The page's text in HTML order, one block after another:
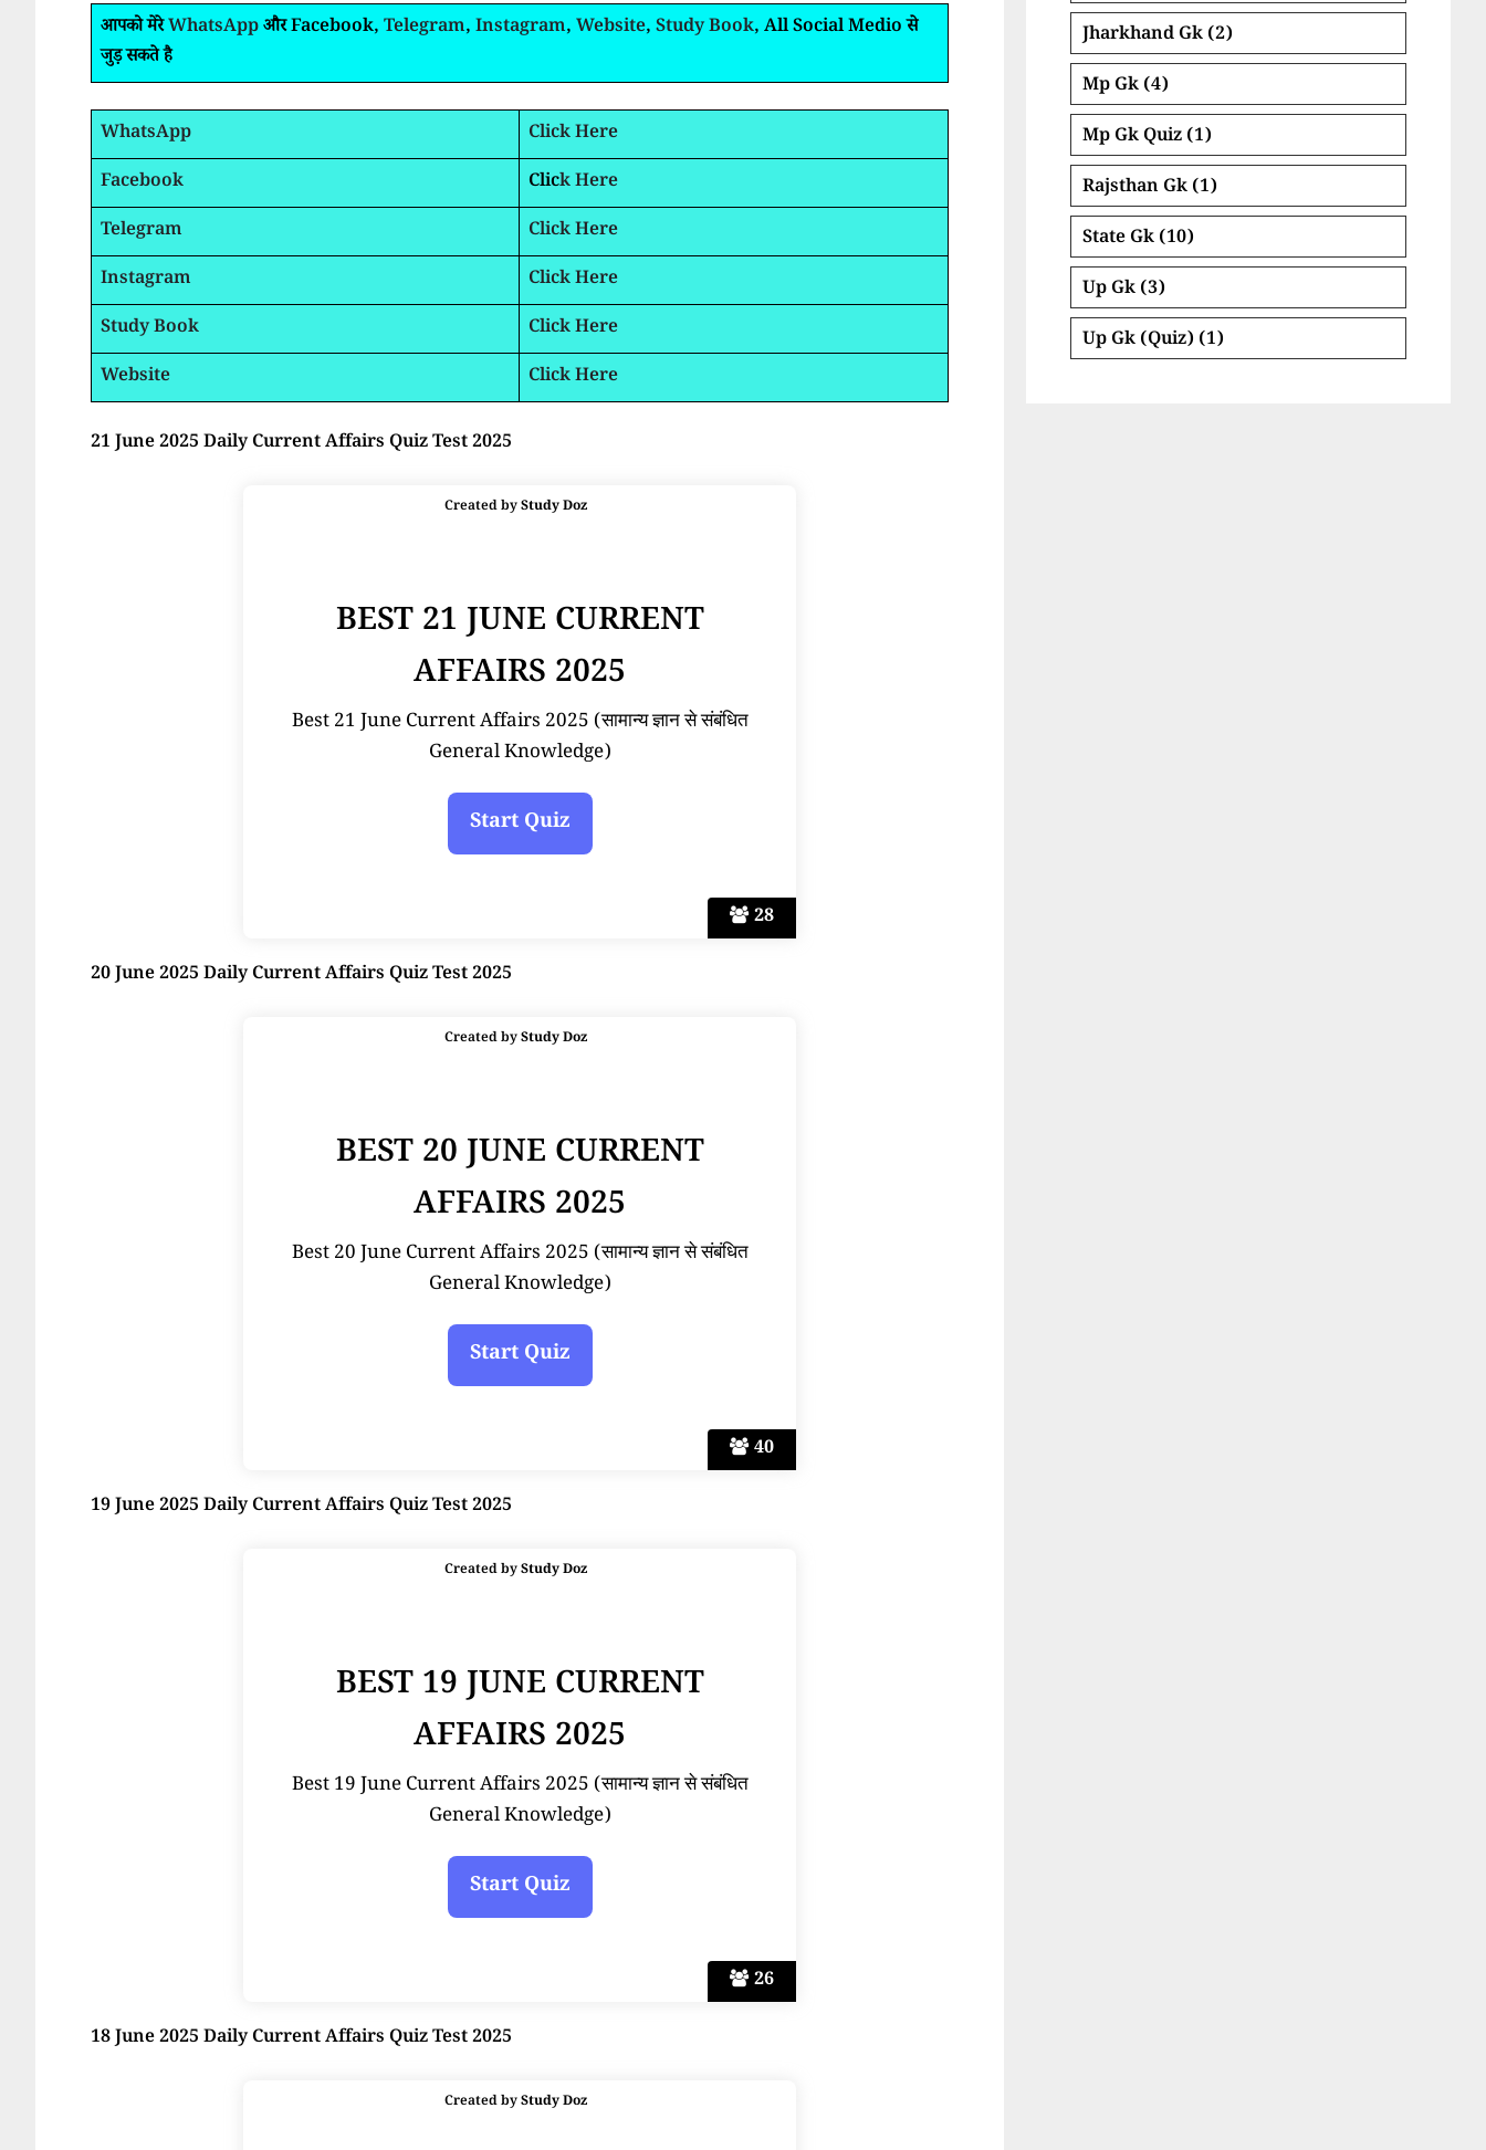
आपको मेरेWhatsAppऔर Facebook, Telegram, Instagram, Website, Study Book, All Social Medio से
जुड़ सकते है
WhatsApp
Click Here
Facebook
Click Here
Telegram
Click Here
Instagram
Click Here
Study Book
Click Here
Website
Click Here
21 June 2025 Daily Current Affairs Quiz Test 2025
28
Created byStudy Doz
BEST 21 JUNE CURRENT
AFFAIRS 2025
Best 21 June Current Affairs 2025 (सामान्य ज्ञान से संबंधित
General Knowledge)
20 June 2025 Daily Current Affairs Quiz Test 2025
40
Created byStudy Doz
BEST 20 JUNE CURRENT
AFFAIRS 2025
Best 20 June Current Affairs 2025 (सामान्य ज्ञान से संबंधित
General Knowledge)
19 June 2025 Daily Current Affairs Quiz Test 2025
26
Created byStudy Doz
BEST 19 JUNE CURRENT
AFFAIRS 2025
Best 19 June Current Affairs 2025 (सामान्य ज्ञान से संबंधित
General Knowledge)
18 June 2025 Daily Current Affairs Quiz Test 2025
Created byStudy Doz
Jharkhand Gk (2)
Mp Gk (4)
Mp Gk Quiz (1)
Rajsthan Gk (1)
State Gk (10)
Up Gk (3)
Up Gk (Quiz) (1)